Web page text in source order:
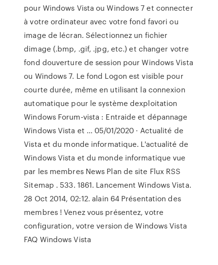
pour Windows Vista ou Windows 7 et connecter
à votre ordinateur avec votre fond favori ou
image de lécran. Sélectionnez un fichier
dimage (.bmp, .gif, .jpg, etc.) et changer votre
fond douverture de session pour Windows Vista
ou Windows 7. Le fond Logon est visible pour
courte durée, même en utilisant la connexion
automatique pour le système dexploitation
Windows Forum-vista : Entraide et dépannage
Windows Vista et ... 05/01/2020 · Actualité de
Vista et du monde informatique. L'actualité de
Windows Vista et du monde informatique vue
par les membres News Plan de site Flux RSS
Sitemap . 533. 1861. Lancement Windows Vista.
28 Oct 2014, 02:12. alain 64 Présentation des
membres ! Venez vous présentez, votre
configuration, votre version de Windows Vista
FAQ Windows Vista